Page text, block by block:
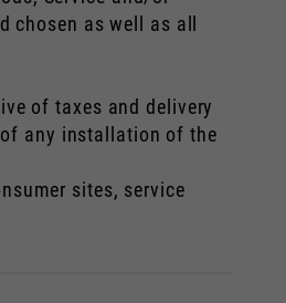
as well as all
of taxes and delivery
of any installation of the
sites, service